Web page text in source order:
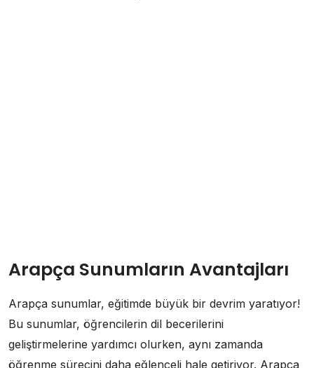
Arapça Sunumların Avantajları
Arapça sunumlar, eğitimde büyük bir devrim yaratıyor!
Bu sunumlar, öğrencilerin dil becerilerini
geliştirmelerine yardımcı olurken, aynı zamanda
öğrenme sürecini daha eğlenceli hale getiriyor. Arapça